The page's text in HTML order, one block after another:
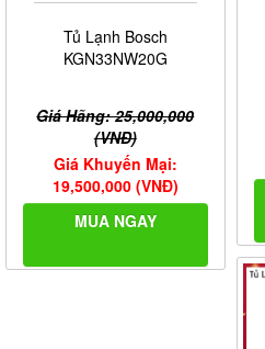
Tủ Lạnh Bosch
KGN33NW20G
Giá Hãng: 25,000,000
(VNĐ)
Giá Khuyến Mại:
19,500,000 (VNĐ)
MUA NGAY